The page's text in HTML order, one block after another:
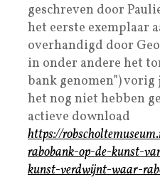
geschreven door
het eerste exemplaar
overhandigd door
in onder andere het
bank genomen”)
het nog niet hebben
actieve download
https://
rabobank-op-de-kunst-
kunst-verdwijnt-waar-